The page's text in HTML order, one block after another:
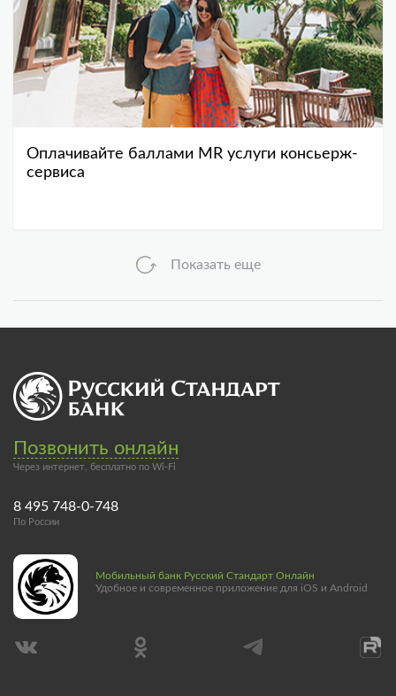
Оплачивайте баллами MR услуги консьерж-
сервиса
Показать еще
Позвонить онлайн
Через интернет, бесплатно по Wi-Fi
8 495 748-0-748
По России
Мобильный банк Русский Стандарт Онлайн
Удобное и современное приложение для iOS и Android